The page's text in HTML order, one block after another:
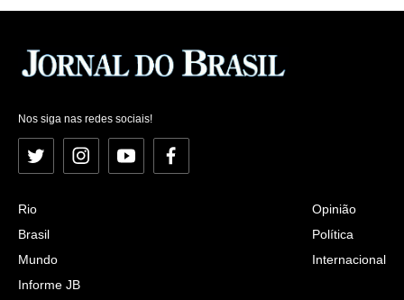
Nos siga nas redes sociais!
Twitter InstagramYouTubeFacebook
Rio
Brasil
Mundo
Informe JB
Opinião
Política
Internacional